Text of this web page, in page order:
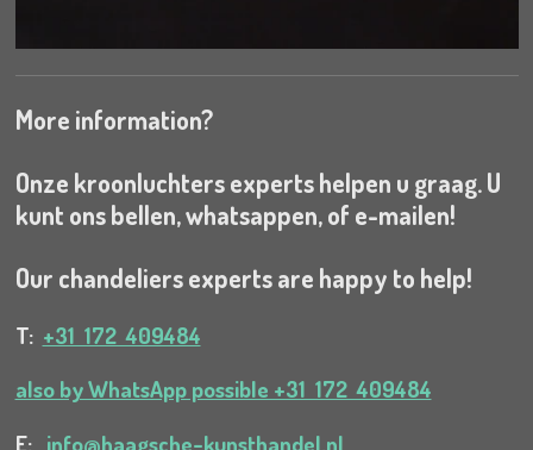
More information?
Onze kroonluchters experts helpen u graag. U
kunt ons bellen, whatsappen, of e-mailen!
Our chandeliers experts are happy to help!
T: +31 172 409484
also by WhatsApp possible +31 172 409484
E: info@haagsche-kunsthandel.nl